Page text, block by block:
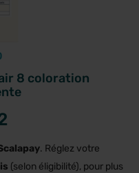
8 coloration
. Réglez votre
(selon éligibilité), pour plus